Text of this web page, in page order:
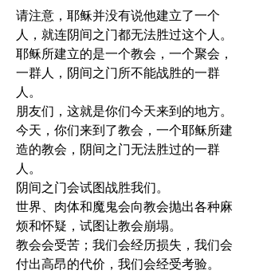
请注意，耶稣并没有说他建立了一个
人，就连阴间之门都无法胜过这个人。
耶稣所建立的是一个教会，一个聚会，
一群人，阴间之门所不能战胜的一群
人。
朋友们，这就是你们今天来到的地方。
今天，你们来到了教会，一个耶稣所建
造的教会，阴间之门无法胜过的一群
人。
阴间之门会试图战胜我们。
世界、肉体和魔鬼会向教会抛出各种麻
烦和怀疑，试图让教会崩塌。
教会会受苦；我们会经历损失，我们会
付出高昂的代价，我们会经受考验。